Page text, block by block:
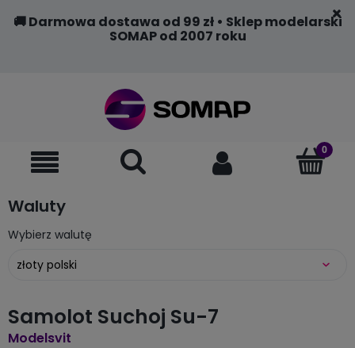
🚚 Darmowa dostawa od 99 zł • Sklep modelarski
SOMAP od 2007 roku
Waluty
Wybierz walutę
Samolot Suchoj Su-7
Modelsvit